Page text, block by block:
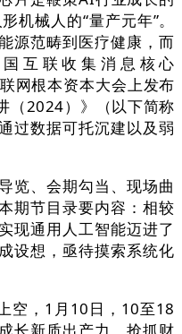
机械人的“量产元年”。
源范畴到医疗健康，而
互联收集消息核心
网根本资本大会上发布
（2024）》（以下简称
过数据可托沉建以及弱
、会期勾当、现场曲
期节目录要内容：相较
现通用人工智能迈进了
设想，亟待摸索系统化
，1月10日，10至18